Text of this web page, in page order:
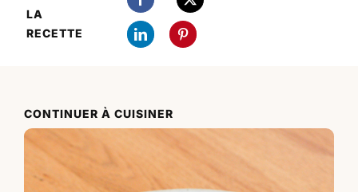
LA
RECETTE
CONTINUER À CUISINER